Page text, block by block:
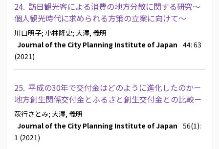
24. 訪日観光客による消費の地方分散に関する研究～
個人観光時代に求められる方策の立案に向けて～
川口明子; 小林隆史; 大澤, 義明
Journal of the City Planning Institute of Japan 44: 63
(2021)
25. 平成の30年で交付金はどのように進化したのか－
地方創生関係交付金とふるさと創生交付金との比較－
萩行さとみ; 大澤, 義明
Journal of the City Planning Institute of Japan 56(1):
1 (2021)